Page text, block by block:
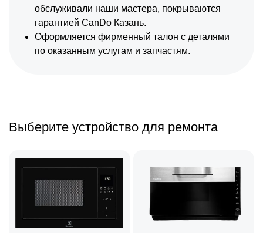
обслуживали наши мастера, покрываются
гарантией CanDo Казань.
Оформляется фирменный талон с деталями
по оказанным услугам и запчастям.
Выберите устройство для ремонта